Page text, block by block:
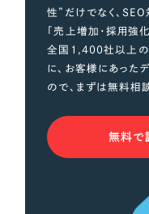
性”だけでなく、
「売上増加・採用強化
全国1,400社以上の
に、お客様にあった
ので、まずは無料相
無料で